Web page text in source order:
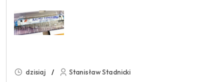
dzisiaj Stanisław Stadnicki